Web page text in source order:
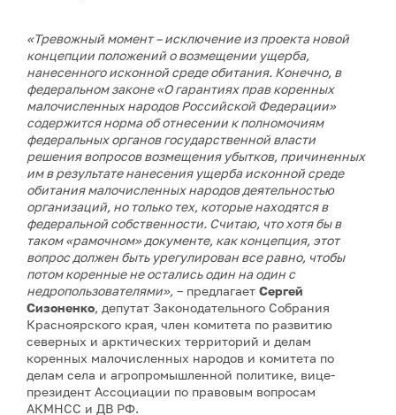
«Тревожный момент – исключение из проекта новой
концепции положений о возмещении ущерба,
нанесенного исконной среде обитания. Конечно, в
федеральном законе «О гарантиях прав коренных
малочисленных народов Российской Федерации»
содержится норма об отнесении к полномочиям
федеральных органов государственной власти
решения вопросов возмещения убытков, причиненных
им в результате нанесения ущерба исконной среде
обитания малочисленных народов деятельностью
организаций, но только тех, которые находятся в
федеральной собственности. Считаю, что хотя бы в
таком «рамочном» документе, как концепция, этот
вопрос должен быть урегулирован все равно, чтобы
потом коренные не остались один на один с
недропользователями», – предлагает Сергей
Сизоненко, депутат Законодательного Собрания
Красноярского края, член комитета по развитию
северных и арктических территорий и делам
коренных малочисленных народов и комитета по
делам села и агропромышленной политике, вице-
президент Ассоциации по правовым вопросам
АКМНСС и ДВ РФ.